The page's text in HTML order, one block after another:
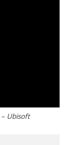
Ubisoft